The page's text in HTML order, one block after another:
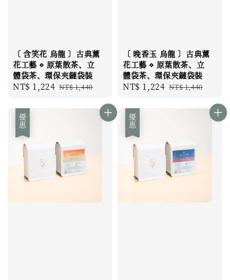
〔 含笑花 烏龍 〕古典薰
花工藝 ⋄ 原葉散茶、立
體袋茶、環保夾鏈袋裝
Sale
NT$ 1,224 Regular
NT$ 1,440
〔 晚香玉 烏龍 〕古典薰
花工藝 ⋄ 原葉散茶、立
體袋茶、環保夾鏈袋裝
Sale
NT$ 1,224 Regular
NT$ 1,440
優惠 優惠